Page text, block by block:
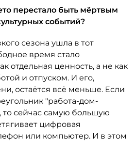
перестало быть мёртвым
событий?
сезона ушла в тот
время стало
отдельная ценность, а не как
и отпуском. И его,
остаётся всё меньше. Если
"работа-дом-
то сейчас самую большую
цифровая
или компьютер. И в этом